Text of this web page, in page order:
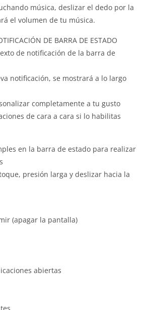
música, deslizar el dedo por la
el volumen de tu música.
DE BARRA DE ESTADO
de notificación de la barra de
notificación, se mostrará a lo largo
completamente a tu gusto
de cara a cara si lo habilitas
en la barra de estado para realizar
presión larga y deslizar hacia la
(apagar la pantalla)
abiertas